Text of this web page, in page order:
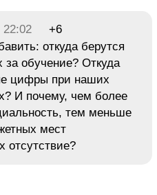
22:02
+6
откуда берутся
за обучение? Откуда
цифры при наших
И почему, чем более
тем меньше
мест
отсутствие?